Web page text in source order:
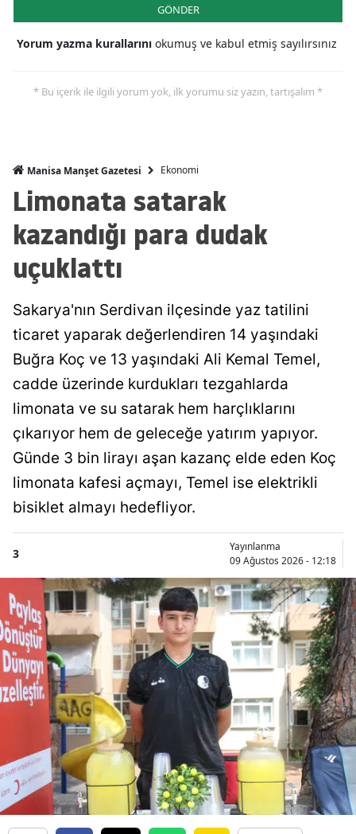
GÖNDER
Yorum yazma kurallarını okumuş ve kabul etmiş sayılırsınız
* Bu içerik ile ilgili yorum yok, ilk yorumu siz yazın, tartışalım *
Manisa Manşet Gazetesi Ekonomi
Limonata satarak
kazandığı para dudak
uçuklattı
Sakarya'nın Serdivan ilçesinde yaz tatilini
ticaret yaparak değerlendiren 14 yaşındaki
Buğra Koç ve 13 yaşındaki Ali Kemal Temel,
cadde üzerinde kurdukları tezgahlarda
limonata ve su satarak hem harçlıklarını
çıkarıyor hem de geleceğe yatırım yapıyor.
Günde 3 bin lirayı aşan kazanç elde eden Koç
limonata kafesi açmayı, Temel ise elektrikli
bisiklet almayı hedefliyor.
3
Yayınlanma
09 Ağustos 2026 - 12:18